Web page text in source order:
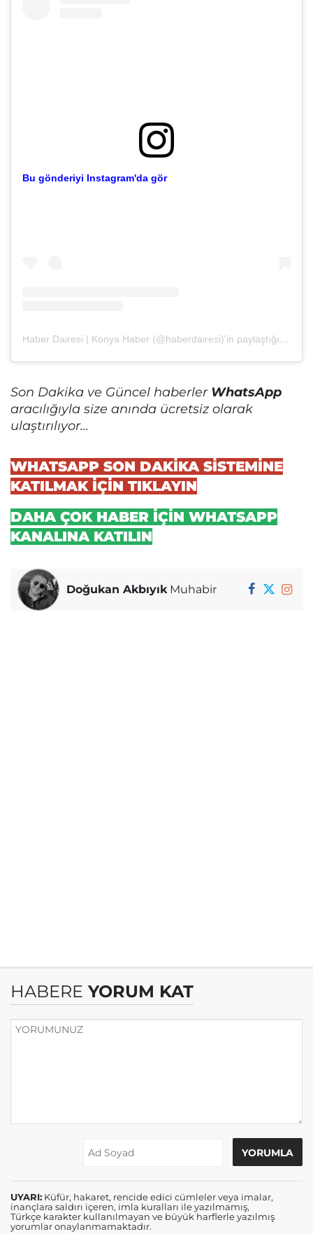
Bu gönderiyi Instagram'da gör
Haber Dairesi | Konya Haber (@haberdairesi)'in paylaştığı bir gönderi
Son Dakika ve Güncel haberler WhatsApp
aracılığıyla size anında ücretsiz olarak
ulaştırılıyor...
WHATSAPP SON DAKİKA SİSTEMİNE
KATILMAK İÇİN TIKLAYIN
DAHA ÇOK HABER İÇİN WHATSAPP
KANALINA KATILIN
Doğukan AkbıyıkMuhabir
HABERE YORUM KAT
UYARI: Küfür, hakaret, rencide edici cümleler veya imalar,
inançlara saldırı içeren, imla kuralları ile yazılmamış,
Türkçe karakter kullanılmayan ve büyük harflerle yazılmış
yorumlar onaylanmamaktadır.